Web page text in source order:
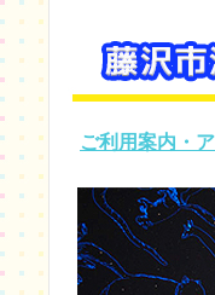
ご利用案内・